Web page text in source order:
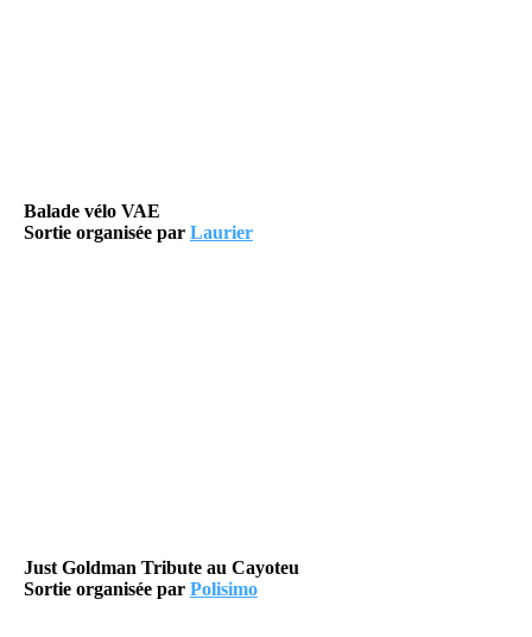
Balade vélo VAE
Sortie organisée par Laurier
Just Goldman Tribute au Cayoteu
Sortie organisée par Polisimo